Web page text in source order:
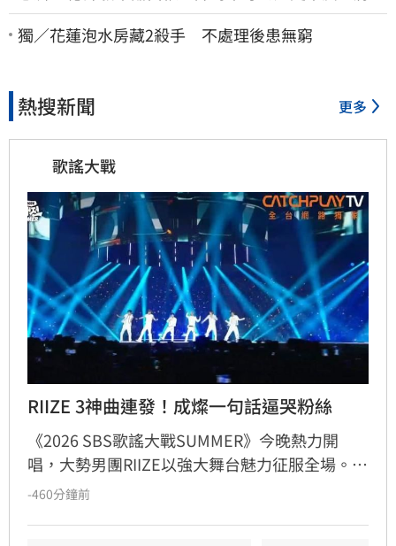
安償還2022政治利息
獨／花蓮泡水房藏2殺手 不處理後患無窮
熱搜新聞 更多
歌謠大戰
RIIZE 3神曲連發！成燦一句話逼哭粉絲
《2026 SBS歌謠大戰SUMMER》今晚熱力開
唱，大勢男團RIIZE以強大舞台魅力征服全場。他
們帶來〈Like a Bomb〉、〈Do your dance〉及
-460分鐘前